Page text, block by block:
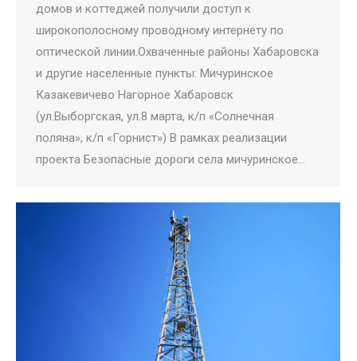
домов и коттеджей получили доступ к
широкополосному проводному интернету по
оптической линии.Охваченные районы Хабаровска
и другие населенные пункты: Мичуринское
Казакевичево Нагорное Хабаровск
(ул.Выборгская, ул.8 марта, к/п «Солнечная
поляна», к/п «Горнист») В рамках реализации
проекта Безопасные дороги села мичуринское…